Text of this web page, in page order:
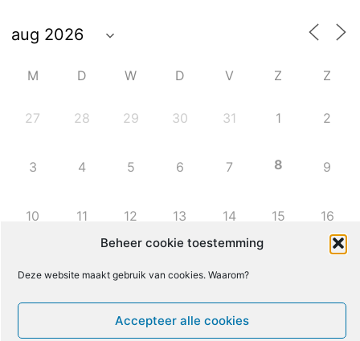
Beheer cookie toestemming
Deze website maakt gebruik van cookies. Waarom?
Accepteer alle cookies
M D W D V Z Z
27 28 29 30 31 1 2
3 4 5 6 7 8 9
10 11 12 13 14 15 16
26 27 28